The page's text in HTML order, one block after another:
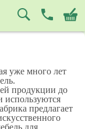
уже много лет
продукции до
используются
предлагает
для